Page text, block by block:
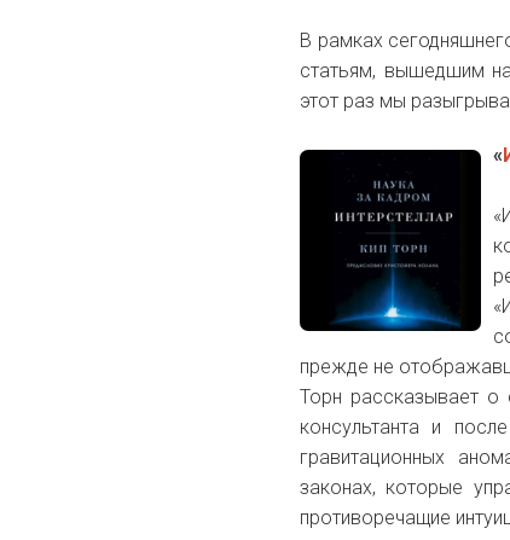
В рамках
статьям, вышедшим
этот раз мы
«
прежде не
Торн рассказывает о
консультанта и
гравитационных
законах, которые
противоречащие